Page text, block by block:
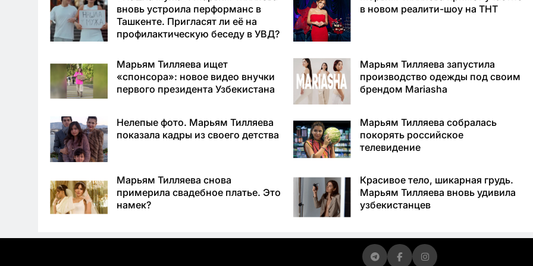
вновь устроила перформанс в
Ташкенте. Пригласят ли её на
профилактическую беседу в УВД?
в новом реалити-шоу на ТНТ
Марьям Тилляева ищет
«спонсора»: новое видео внучки
первого президента Узбекистана
Марьям Тилляева запустила
производство одежды под своим
брендом Mariasha
Нелепые фото. Марьям Тилляева
показала кадры из своего детства
Марьям Тилляева собралась
покорять российское
телевидение
Марьям Тилляева снова
примерила свадебное платье. Это
намек?
Красивое тело, шикарная грудь.
Марьям Тилляева вновь удивила
узбекистанцев